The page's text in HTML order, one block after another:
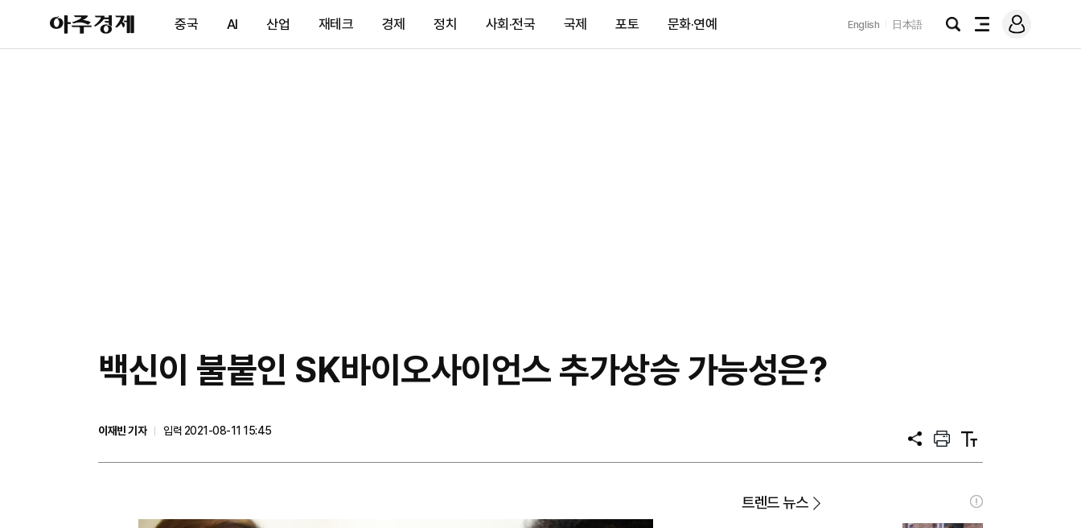
아
주
제
중국 AI 산업 재테크 경제 정치 사회·전국 국제 포토 문화·연예 English 日本語
검
전
메
그
백신이 불붙인 SK바이오사이언스 추가상승 가능성은?
이재빈 기자
입력 2021-08-11 15:45
공
프
트
텍
트
트렌드 뉴스